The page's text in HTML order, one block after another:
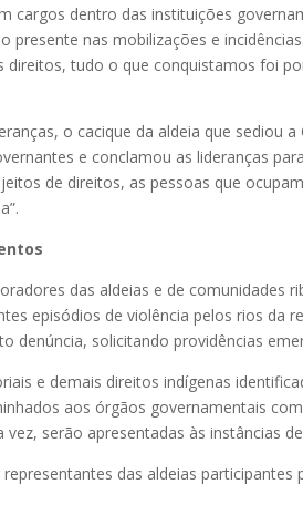
cargos dentro das instituições
presente nas mobilizações e
direitos, tudo o que conquistamos foi
o cacique da aldeia que sediou
e conclamou as lideranças
de direitos, as pessoas que
das aldeias e de comunidades
episódios de violência pelos rios da
denúncia, solicitando providências
e demais direitos indígenas
aos órgãos governamentais
serão apresentadas às instâncias
das aldeias